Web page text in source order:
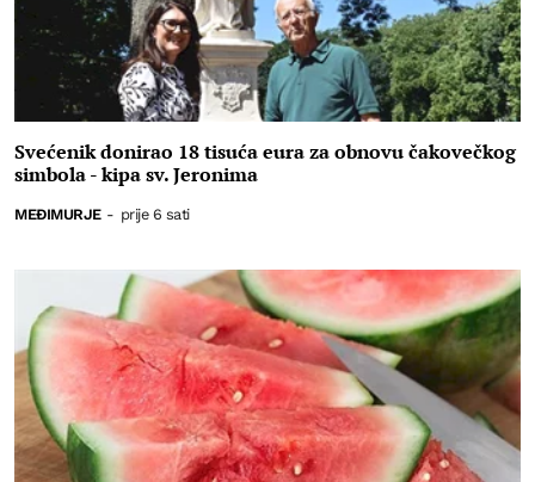
Svećenik donirao 18 tisuća eura za obnovu čakovečkog
simbola - kipa sv. Jeronima
MEĐIMURJE - prije 6 sati